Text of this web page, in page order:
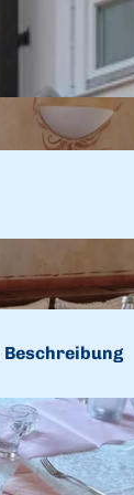
Beschreibung